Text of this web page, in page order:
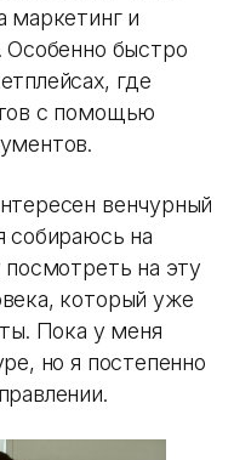
маркетинг и
Особенно быстро
где
с помощью
венчурный
собираюсь на
на эту
который уже
Пока у меня
но я постепенно